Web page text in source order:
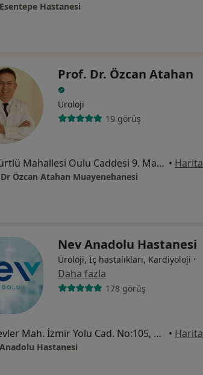
Hastanesi
Prof. Dr. Özcan Atahan
Üroloji
19 görüş
Kükürtlü Mahallesi Oulu Caddesi 9. Manolya Sokak Aka Plaza No:1, Bursa • Harita
Özcan Atahan Muayenehanesi
Nev Anadolu Hastanesi
Üroloji, İç hastalıkları, Kardiyoloji ·
Daha fazla
178 görüş
Beşevler Mah. İzmir Yolu Cad. No:105, Nilüfer • Harita
Hastanesi